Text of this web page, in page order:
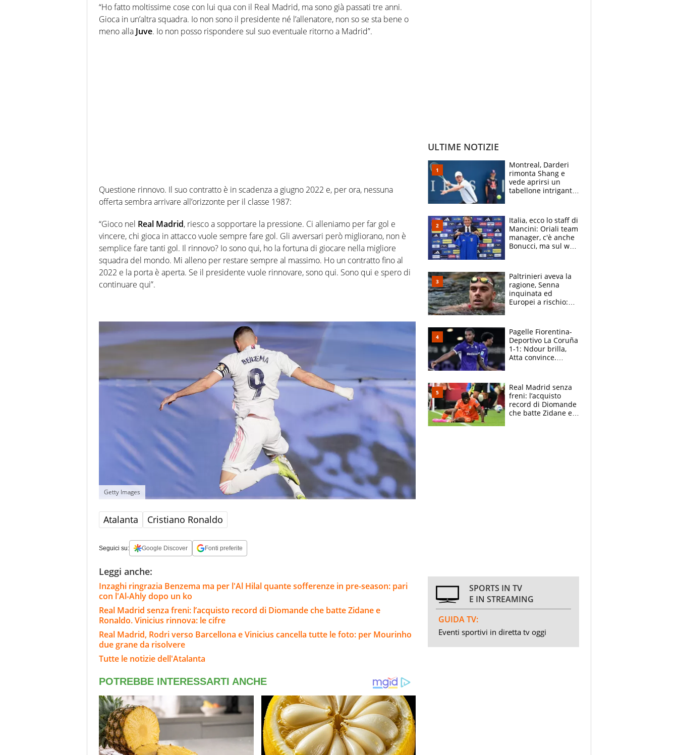
“Ho fatto moltissime cose con lui qua con il Real Madrid, ma sono già passati tre anni.
Gioca in un’altra squadra. Io non sono il presidente né l’allenatore, non so se sta bene o
meno alla Juve. Io non posso rispondere sul suo eventuale ritorno a Madrid”.
Questione rinnovo. Il suo contratto è in scadenza a giugno 2022 e, per ora, nessuna
offerta sembra arrivare all’orizzonte per il classe 1987:
“Gioco nel Real Madrid, riesco a sopportare la pressione. Ci alleniamo per far gol e
vincere, chi gioca in attacco vuole sempre fare gol. Gli avversari però migliorano, non è
semplice fare tanti gol. Il rinnovo? Io sono qui, ho la fortuna di giocare nella migliore
squadra del mondo. Mi alleno per restare sempre al massimo. Ho un contratto fino al
2022 e la porta è aperta. Se il presidente vuole rinnovare, sono qui. Sono qui e spero di
continuare qui”.
Getty Images
Atalanta Cristiano Ronaldo
Seguici su: Google Discover Fonti preferite
Leggi anche:
Inzaghi ringrazia Benzema ma per l'Al Hilal quante sofferenze in pre-season: pari
con l'Al-Ahly dopo un ko
Real Madrid senza freni: l’acquisto record di Diomande che batte Zidane e
Ronaldo. Vinicius rinnova: le cifre
Real Madrid, Rodri verso Barcellona e Vinicius cancella tutte le foto: per Mourinho
due grane da risolvere
Tutte le notizie dell'Atalanta
ULTIME NOTIZIE
Montreal, Darderi
rimonta Shang e
vede aprirsi un
tabellone intrigante:
felice del mio livello"
Italia, ecco lo staff di
Mancini: Oriali team
manager, c'è anche
Bonucci, ma sul web
Paltrinieri aveva la
ragione, Senna
inquinata ed
Europei a rischio:
adesso
Pagelle Fiorentina-
Deportivo La Coruña
1-1: Ndour brilla,
Atta convince.
Real Madrid senza
freni: l’acquisto
record di Diomande
che batte Zidane e
SPORTS IN TV
E IN STREAMING
GUIDA TV:
Eventi sportivi in diretta tv oggi